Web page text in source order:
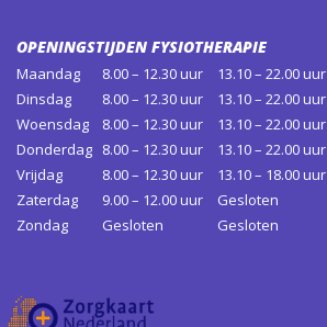
OPENINGSTIJDEN FYSIOTHERAPIE
Maandag 8.00 – 12.30 uur
13.10 – 22.00 uur
Dinsdag
8.00 – 12.30 uur
13.10 – 22.00 uur
Woensdag
8.00 – 12.30 uur
13.10 – 22.00 uur
Donderdag 8.00 – 12.30 uur
13.10 – 22.00 uur
Vrijdag
8.00 – 12.30 uur
13.10 – 18.00 uur
Zaterdag
9.00 – 12.00 uur
Gesloten
Zondag
Gesloten Gesloten